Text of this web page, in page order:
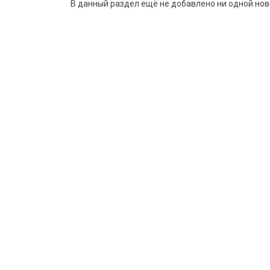
В данный раздел ещё не добавлено ни одной